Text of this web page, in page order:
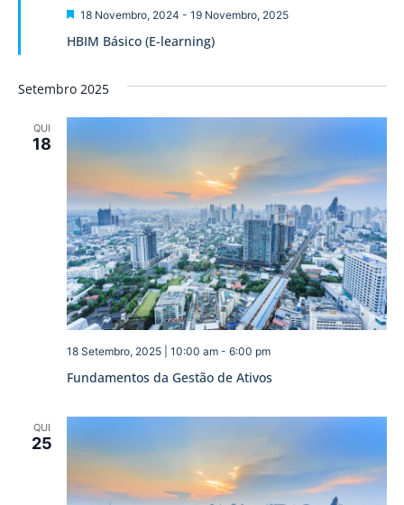
HBIM Básico (E-learning)
Destaque
18 Novembro, 2024 - 19 Novembro, 2025
Setembro 2025
QUI
18
Fundamentos da Gestão de Ativos
18 Setembro, 2025 | 10:00 am- 6:00 pm
QUI
25